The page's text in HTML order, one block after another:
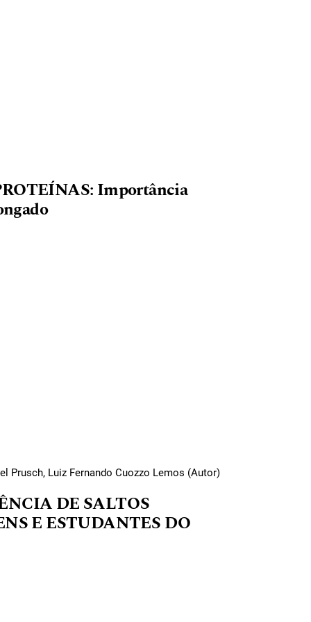
Importância
Prusch, Luiz Fernando Cuozzo Lemos (Autor)
DE SALTOS
E ESTUDANTES DO